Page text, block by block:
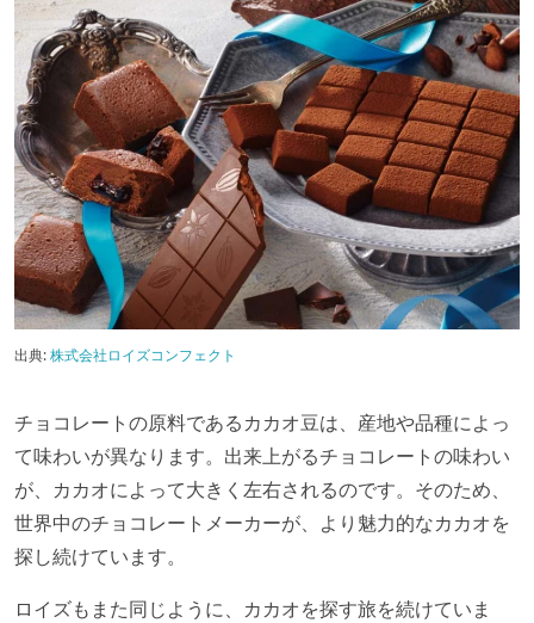
出典:株式会社ロイズコンフェクト
チョコレートの原料であるカカオ豆は、産地や品種によっ
て味わいが異なります。出来上がるチョコレートの味わい
が、カカオによって大きく左右されるのです。そのため、
世界中のチョコレートメーカーが、より魅力的なカカオを
探し続けています。
ロイズもまた同じように、カカオを探す旅を続けていま